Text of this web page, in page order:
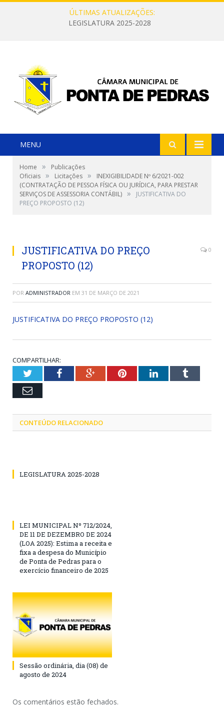
ÚLTIMAS ATUALIZAÇÕES:
LEGISLATURA 2025-2028
MENU
Home »
Publicações
Oficiais » Licitações »
INEXIGIBILIDADE Nº 6/2021-002
(CONTRATAÇÃO DE PESSOA FÍSICA OU JURÍDICA, PARA PRESTAR
SERVIÇOS DE ASSESSORIA CONTÁBIL) »
JUSTIFICATIVA DO
PREÇO PROPOSTO (12)
JUSTIFICATIVA DO PREÇO
PROPOSTO (12)
0
POR ADMINISTRADOR EM 31 DE MARÇO DE 2021
JUSTIFICATIVA DO PREÇO PROPOSTO (12)
COMPARTILHAR:
TwitterFacebookGoogle+PinterestLinkedInTumblr
Email
CONTEÚDO RELACIONADO
LEGISLATURA 2025-2028
LEI MUNICIPAL Nº 712/2024,
DE 11 DE DEZEMBRO DE 2024
(LOA 2025): Estima a receita e
fixa a despesa do Município
de Ponta de Pedras para o
exercício financeiro de 2025
Sessão ordinária, dia (08) de
agosto de 2024
Os comentários estão fechados.